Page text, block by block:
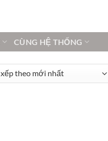
CÙNG HỆ THỐNG